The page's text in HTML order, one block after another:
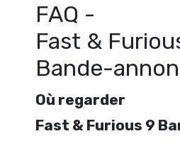
FAQ -
Fast &
Bande-
Où regarder
Fast & Furious 9